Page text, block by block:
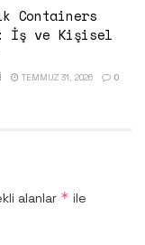
Containers
İş ve Kişisel
TEMMUZ 31, 2026 0
alanlar * ile